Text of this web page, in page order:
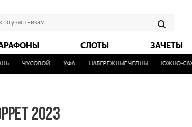
СЛОТЫ ЗАЧЕТЫ
ЧУСОВОЙ УФА НАБЕРЕЖНЫЕ ЧЕЛНЫ ЮЖНО-
2023